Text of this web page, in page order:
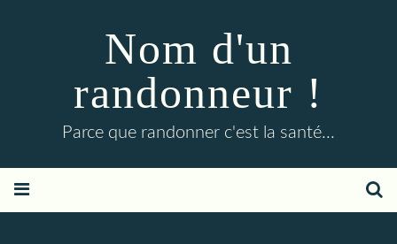
Nom d'un
randonneur !
Parce que randonner c'est la santé...